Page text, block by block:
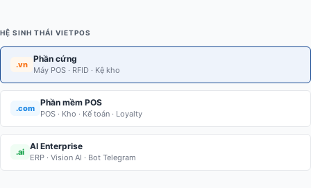
HỆ SINH THÁI VIETPOS
.vn
Phần cứng
Máy POS · RFID · Kệ kho
.com
Phần mềm POS
POS · Kho · Kế toán · Loyalty
.ai
AI Enterprise
ERP · Vision AI · Bot Telegram